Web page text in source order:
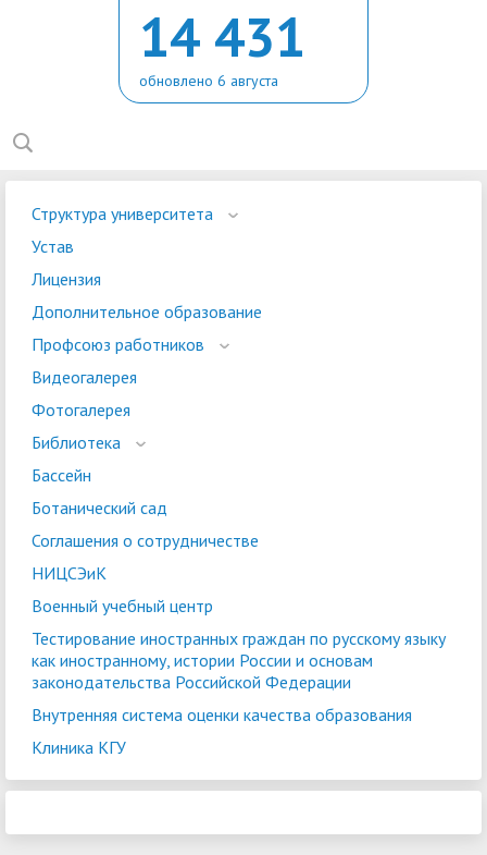
14 431
обновлено 6 августа
Структура университета
Устав
Лицензия
Дополнительное образование
Профсоюз работников
Видеогалерея
Фотогалерея
Библиотека
Бассейн
Ботанический сад
Соглашения о сотрудничестве
НИЦСЭиК
Военный учебный центр
Тестирование иностранных граждан по русскому языку
как иностранному, истории России и основам
законодательства Российской Федерации
Внутренняя система оценки качества образования
Клиника КГУ